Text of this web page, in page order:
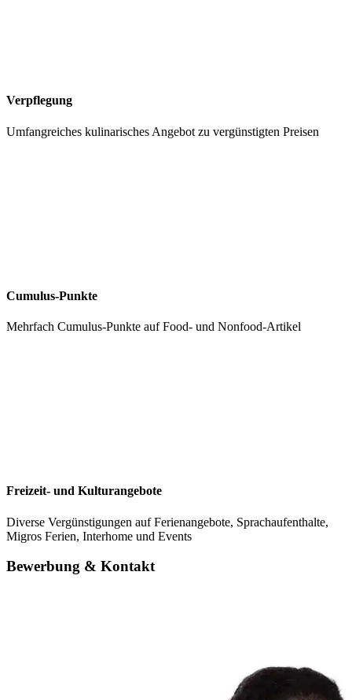
Verpflegung
Umfangreiches kulinarisches Angebot zu vergünstigten Preisen
Cumulus-Punkte
Mehrfach Cumulus-Punkte auf Food- und Nonfood-Artikel
Freizeit- und Kulturangebote
Diverse Vergünstigungen auf Ferienangebote, Sprachaufenthalte,
Migros Ferien, Interhome und Events
Bewerbung & Kontakt